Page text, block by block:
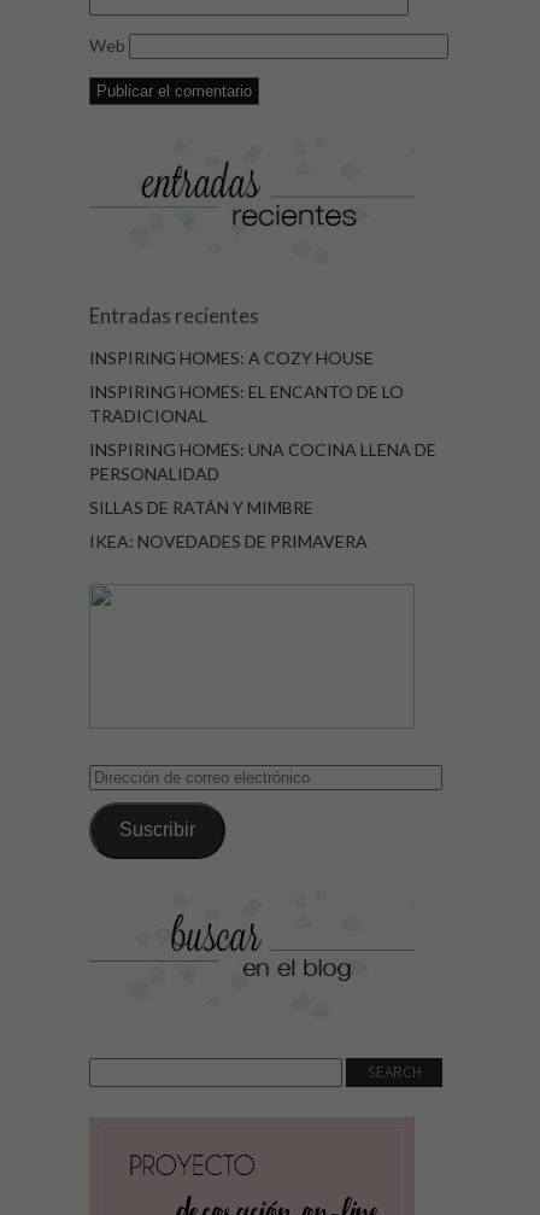
Web
Entradas recientes
INSPIRING HOMES: A COZY HOUSE
INSPIRING HOMES: EL ENCANTO DE LO
TRADICIONAL
INSPIRING HOMES: UNA COCINA LLENA DE
PERSONALIDAD
SILLAS DE RATÁN Y MIMBRE
IKEA: NOVEDADES DE PRIMAVERA
Dirección
correo
electrónico
Suscribir